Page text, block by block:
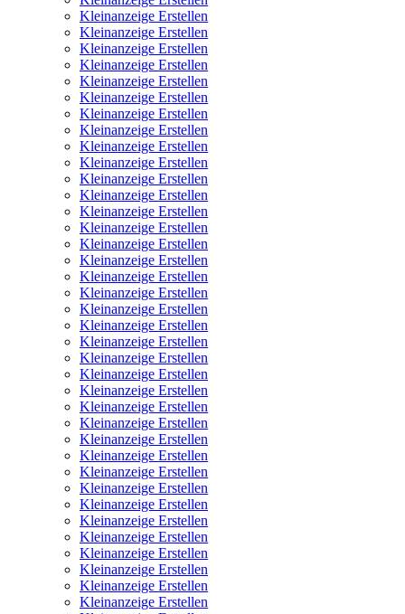
Kleinanzeige Erstellen
Kleinanzeige Erstellen
Kleinanzeige Erstellen
Kleinanzeige Erstellen
Kleinanzeige Erstellen
Kleinanzeige Erstellen
Kleinanzeige Erstellen
Kleinanzeige Erstellen
Kleinanzeige Erstellen
Kleinanzeige Erstellen
Kleinanzeige Erstellen
Kleinanzeige Erstellen
Kleinanzeige Erstellen
Kleinanzeige Erstellen
Kleinanzeige Erstellen
Kleinanzeige Erstellen
Kleinanzeige Erstellen
Kleinanzeige Erstellen
Kleinanzeige Erstellen
Kleinanzeige Erstellen
Kleinanzeige Erstellen
Kleinanzeige Erstellen
Kleinanzeige Erstellen
Kleinanzeige Erstellen
Kleinanzeige Erstellen
Kleinanzeige Erstellen
Kleinanzeige Erstellen
Kleinanzeige Erstellen
Kleinanzeige Erstellen
Kleinanzeige Erstellen
Kleinanzeige Erstellen
Kleinanzeige Erstellen
Kleinanzeige Erstellen
Kleinanzeige Erstellen
Kleinanzeige Erstellen
Kleinanzeige Erstellen
Kleinanzeige Erstellen